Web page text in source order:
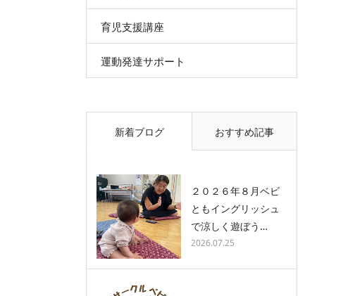
育児支援講座
運動発達サポート
新着ブログ おすすめ記事
２０２６年８月ベビ
ともイングリッシュ
で涼しく遊ぼう…
2026.07.25